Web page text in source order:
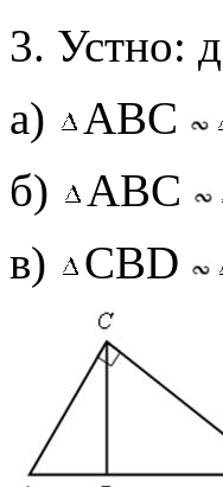
3. Устно:
а)
АВС
б)
АВС
в)
СВD